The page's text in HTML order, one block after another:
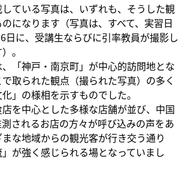
ている写真は、いずれも、そうした観
になります（写真は、すべて、実習日
日に、受講生ならびに引率教員が撮影し
。
「神戸・南京町」が中心的訪問地とな
取られた観点（撮られた写真）の多く
」の様相を示すものでした。
を中心とした多様な店舗が並び、中国
されるお店の方々が呼び込みの声をあ
な地域からの観光客が行き交う通り
が強く感じられる場となっていまし